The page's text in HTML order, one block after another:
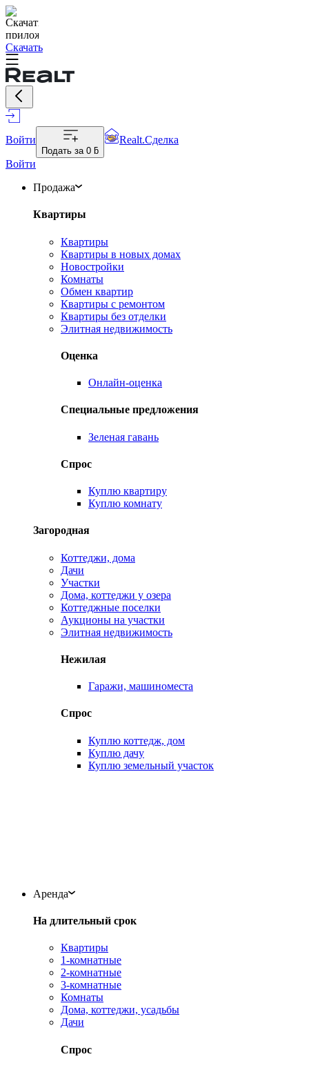
Скачать
Войти
Подать за 0 ƃ
Realt.Сделка
Войти
Продажа
Квартиры
Квартиры
Квартиры в новых домах
Новостройки
Комнаты
Обмен квартир
Квартиры с ремонтом
Квартиры без отделки
Элитная недвижимость
Оценка
Онлайн-оценка
Специальные предложения
Зеленая гавань
Спрос
Куплю квартиру
Куплю комнату
Загородная
Коттеджи, дома
Дачи
Участки
Дома, коттеджи у озера
Коттеджные поселки
Аукционы на участки
Элитная недвижимость
Нежилая
Гаражи, машиноместа
Спрос
Куплю коттедж, дом
Куплю дачу
Куплю земельный участок
Аренда
На длительный срок
Квартиры
1-комнатные
2-комнатные
3-комнатные
Комнаты
Дома, коттеджи, усадьбы
Дачи
Спрос